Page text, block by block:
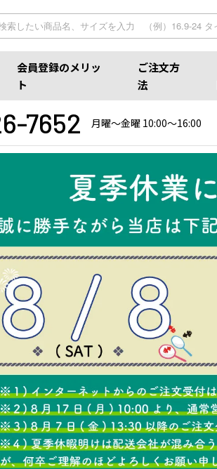
会員登録のメリッ
ト
ご注文方
法
7652 月曜〜金曜 10:00〜16:00